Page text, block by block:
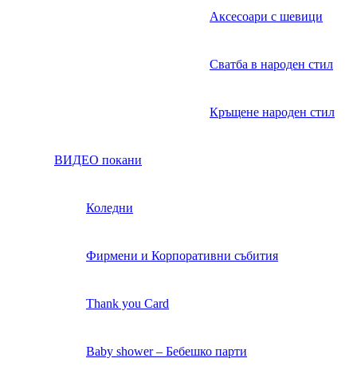
Аксесоари с шевици
Сватба в народен стил
Кръщене народен стил
ВИДЕО покани
Коледни
Фирмени и Корпоративни събития
Thank you Card
Baby shower – Бебешко парти